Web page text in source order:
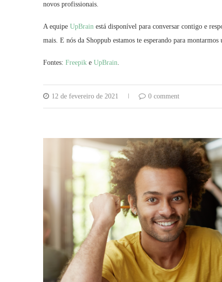
novos profissionais.
A equipe UpBrain está disponível para conversar contigo e
mais. E nós da Shoppub estamos te esperando para
Fontes: Freepik e UpBrain.
12 de fevereiro de 2021 0 comment